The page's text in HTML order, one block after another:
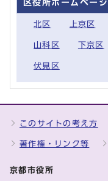
区役所ホームページ
北区 上京区
山科区 下京区
伏見区
このサイトの考え方
著作権・リンク等
京都市役所